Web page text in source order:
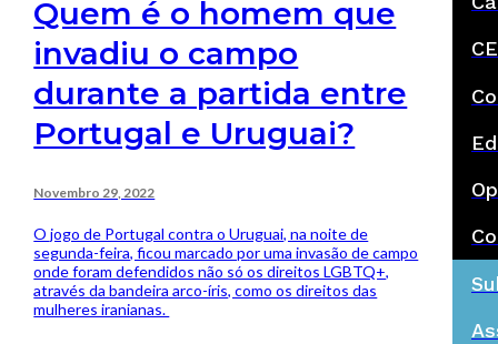
Quem é o homem que
invadiu o campo
durante a partida entre
Portugal e Uruguai?
Novembro 29, 2022
O jogo de Portugal contra o Uruguai, na noite de
segunda-feira, ficou marcado por uma invasão de campo
onde foram defendidos não só os direitos LGBTQ+,
através da bandeira arco-íris, como os direitos das
mulheres iranianas.